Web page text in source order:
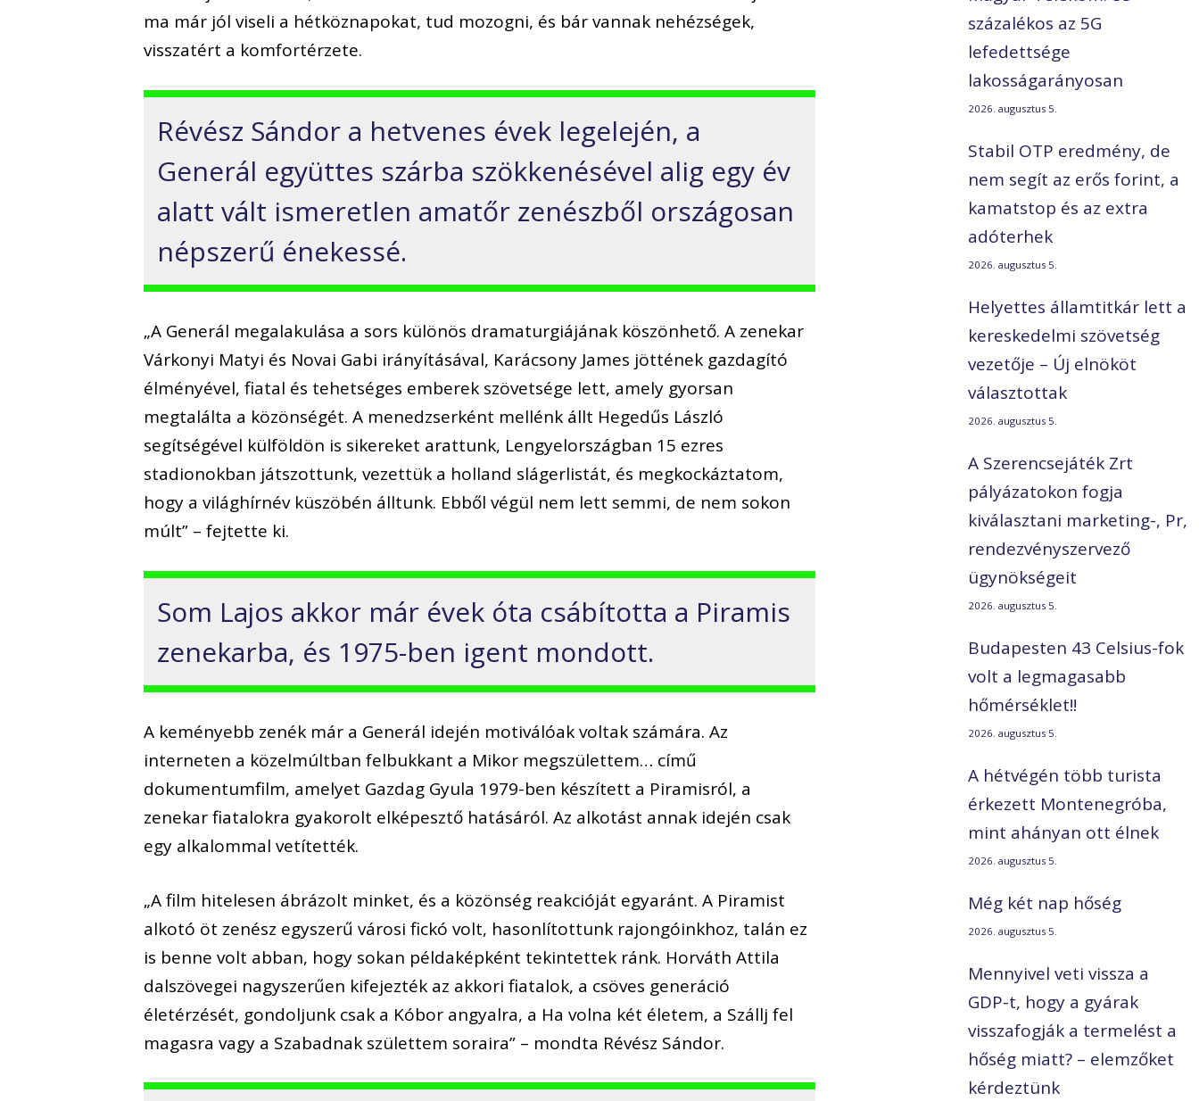
ma már jól viseli a hétköznapokat, tud mozogni, és bár vannak nehézségek,
visszatért a komfortérzete.
Révész Sándor a hetvenes évek legelején, a
Generál együttes szárba szökkenésével alig egy év
alatt vált ismeretlen amatőr zenészből országosan
népszerű énekessé.
„A Generál megalakulása a sors különös dramaturgiájának köszönhető. A zenekar
Várkonyi Matyi és Novai Gabi irányításával, Karácsony James jöttének gazdagító
élményével, fiatal és tehetséges emberek szövetsége lett, amely gyorsan
megtalálta a közönségét. A menedzserként mellénk állt Hegedűs László
segítségével külföldön is sikereket arattunk, Lengyelországban 15 ezres
stadionokban játszottunk, vezettük a holland slágerlistát, és megkockáztatom,
hogy a világhírnév küszöbén álltunk. Ebből végül nem lett semmi, de nem sokon
múlt” – fejtette ki.
Som Lajos akkor már évek óta csábította a Piramis
zenekarba, és 1975-ben igent mondott.
A keményebb zenék már a Generál idején motiválóak voltak számára. Az
interneten a közelmúltban felbukkant a Mikor megszülettem… című
dokumentumfilm, amelyet Gazdag Gyula 1979-ben készített a Piramisról, a
zenekar fiatalokra gyakorolt elképesztő hatásáról. Az alkotást annak idején csak
egy alkalommal vetítették.
„A film hitelesen ábrázolt minket, és a közönség reakcióját egyaránt. A Piramist
alkotó öt zenész egyszerű városi fickó volt, hasonlítottunk rajongóinkhoz, talán ez
is benne volt abban, hogy sokan példaképként tekintettek ránk. Horváth Attila
dalszövegei nagyszerűen kifejezték az akkori fiatalok, a csöves generáció
életérzését, gondoljunk csak a Kóbor angyalra, a Ha volna két életem, a Szállj fel
magasra vagy a Szabadnak születtem soraira” – mondta Révész Sándor.
százalékos az 5G
lefedettsége
lakosságarányosan
2026. augusztus 5.
Stabil OTP eredmény, de
nem segít az erős forint, a
kamatstop és az extra
adóterhek
2026. augusztus 5.
Helyettes államtitkár lett a
kereskedelmi szövetség
vezetője – Új elnököt
választottak
2026. augusztus 5.
A Szerencsejáték Zrt
pályázatokon fogja
kiválasztani marketing-, Pr,
rendezvényszervező
ügynökségeit
2026. augusztus 5.
Budapesten 43 Celsius-fok
volt a legmagasabb
hőmérséklet!!
2026. augusztus 5.
A hétvégén több turista
érkezett Montenegróba,
mint ahányan ott élnek
2026. augusztus 5.
Még két nap hőség
2026. augusztus 5.
Mennyivel veti vissza a
GDP-t, hogy a gyárak
visszafogják a termelést a
hőség miatt? – elemzőket
kérdeztünk